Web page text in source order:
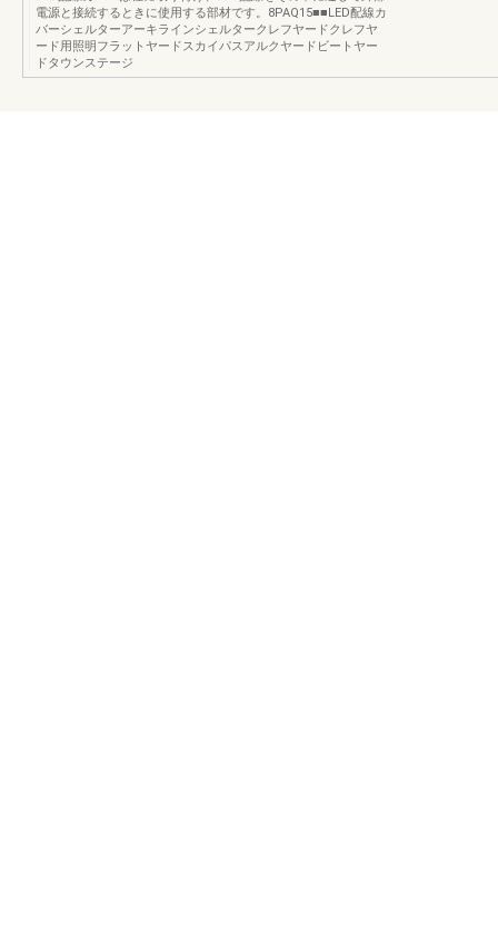
電源と接続するときに使用する部材です。8PAQ15■■LED配線カ
バーシェルターアーキラインシェルタークレフヤードクレフヤ
ード用照明フラットヤードスカイパスアルクヤードビートヤー
ドタウンステージ